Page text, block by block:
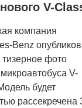
V-
компания
Benz
тизерное фото
V-
будет
рассекречена